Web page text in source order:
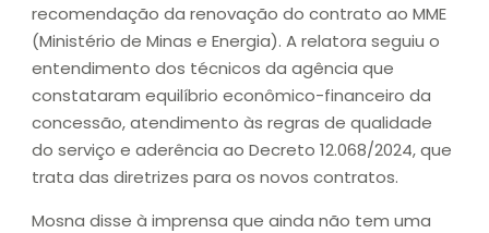
recomendação da renovação do contrato ao MME
(Ministério de Minas e Energia). A relatora seguiu o
entendimento dos técnicos da agência que
constataram equilíbrio econômico-financeiro da
concessão, atendimento às regras de qualidade
do serviço e aderência ao Decreto 12.068/2024, que
trata das diretrizes para os novos contratos.
Mosna disse à imprensa que ainda não tem uma